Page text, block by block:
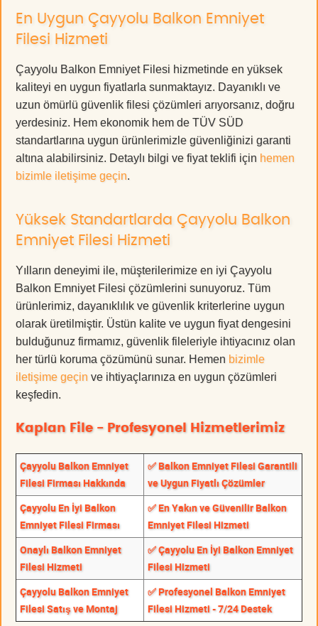
En Uygun Çayyolu Balkon Emniyet
Filesi Hizmeti
Çayyolu Balkon Emniyet Filesi hizmetinde en yüksek
kaliteyi en uygun fiyatlarla sunmaktayız. Dayanıklı ve
uzun ömürlü güvenlik filesi çözümleri arıyorsanız, doğru
yerdesiniz. Hem ekonomik hem de TÜV SÜD
standartlarına uygun ürünlerimizle güvenliğinizi garanti
altına alabilirsiniz. Detaylı bilgi ve fiyat teklifi için hemen
bizimle iletişime geçin.
Yüksek Standartlarda Çayyolu Balkon
Emniyet Filesi Hizmeti
Yılların deneyimi ile, müşterilerimize en iyi Çayyolu
Balkon Emniyet Filesi çözümlerini sunuyoruz. Tüm
ürünlerimiz, dayanıklılık ve güvenlik kriterlerine uygun
olarak üretilmiştir. Üstün kalite ve uygun fiyat dengesini
bulduğunuz firmamız, güvenlik fileleriyle ihtiyacınız olan
her türlü koruma çözümünü sunar. Hemen bizimle
iletişime geçin ve ihtiyaçlarınıza en uygun çözümleri
keşfedin.
Kaplan File - Profesyonel Hizmetlerimiz
Çayyolu Balkon Emniyet
Filesi Firması Hakkında
✅ Balkon Emniyet Filesi Garantili
ve Uygun Fiyatlı Çözümler
Çayyolu En İyi Balkon
Emniyet Filesi Firması
✅ En Yakın ve Güvenilir Balkon
Emniyet Filesi Hizmeti
Onaylı Balkon Emniyet
Filesi Hizmeti
✅ Çayyolu En İyi Balkon Emniyet
Filesi Hizmeti
Çayyolu Balkon Emniyet
Filesi Satış ve Montaj
✅ Profesyonel Balkon Emniyet
Filesi Hizmeti - 7/24 Destek